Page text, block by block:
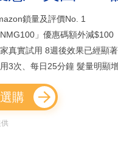
鎖量及評價No. 1
」優惠碼額外減$100
真實試用 8週後效果已經顯著
3次、每日25分鐘 髮量明顯
購